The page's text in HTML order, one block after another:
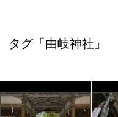
タグ「由岐神社」